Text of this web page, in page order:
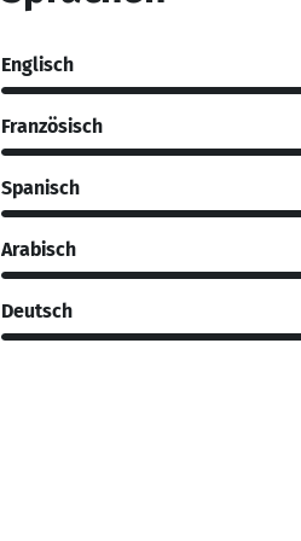
Englisch
Französisch
Spanisch
Arabisch
Deutsch